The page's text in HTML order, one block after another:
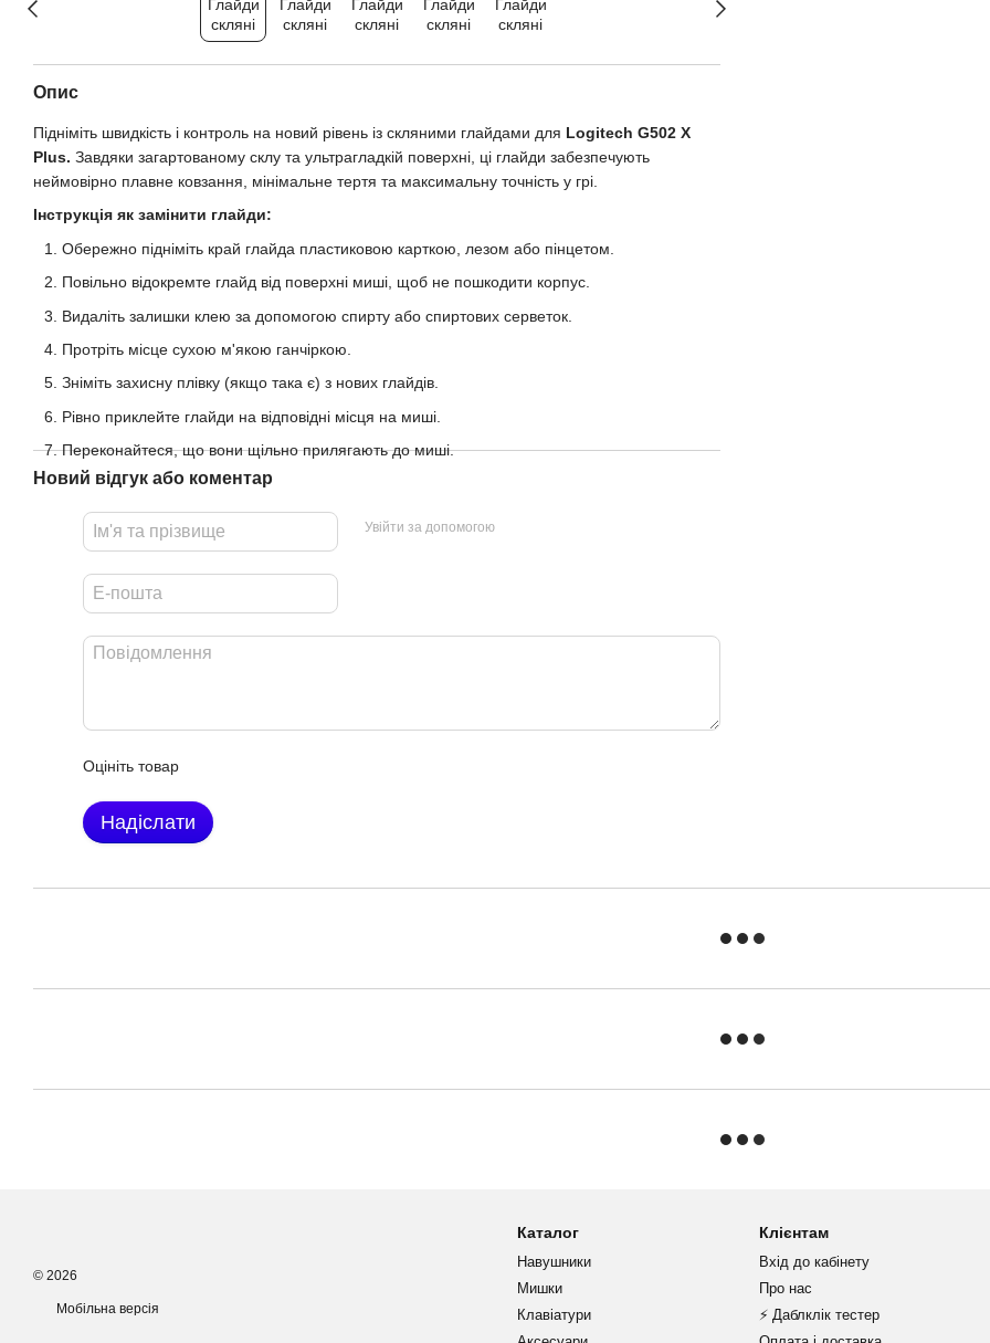
Опис
Підніміть швидкість і контроль на новий рівень із скляними глайдами для Logitech G502 X
Plus. Завдяки загартованому склу та ультрагладкій поверхні, ці глайди забезпечують
неймовірно плавне ковзання, мінімальне тертя та максимальну точність у грі.
Інструкція як замінити глайди:
Обережно підніміть край глайда пластиковою карткою, лезом або пінцетом.
Повільно відокремте глайд від поверхні миші, щоб не пошкодити корпус.
Видаліть залишки клею за допомогою спирту або спиртових серветок.
Протріть місце сухою м'якою ганчіркою.
Зніміть захисну плівку (якщо така є) з нових глайдів.
Рівно приклейте глайди на відповідні місця на миші.
Переконайтеся, що вони щільно прилягають до миші.
Новий відгук або коментар
Увійти за допомогою
Оцініть товар
Надіслати
© 2026
Мобільна версія
Каталог
Навушники
Мишки
Клавіатури
Клієнтам
Вхід до кабінету
Про нас
⚡️ Даблклік тестер